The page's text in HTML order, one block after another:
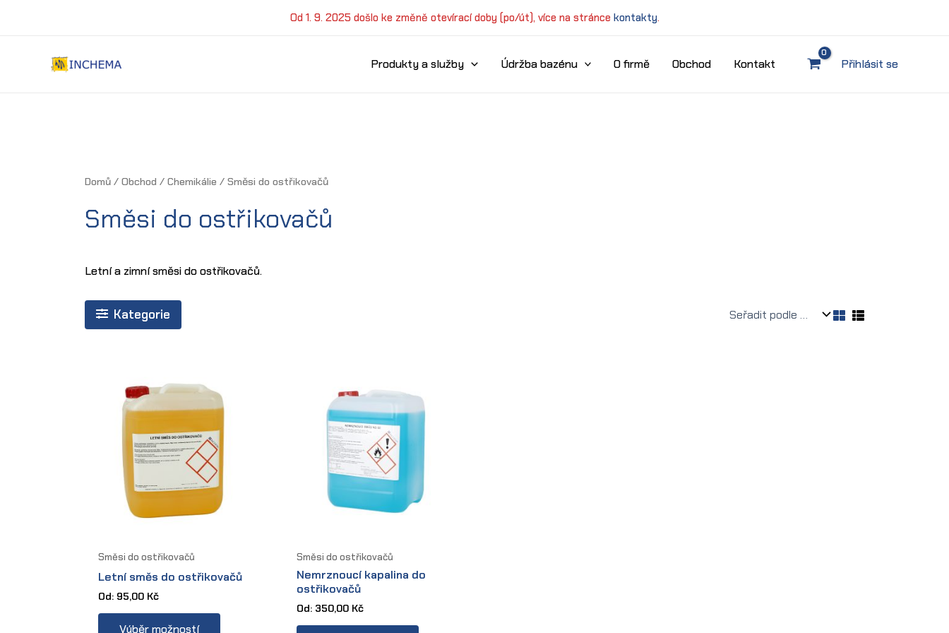
Od 1. 9. 2025 došlo ke změně otevírací doby (po/út), více na stránce kontakty.
Produkty a služby Údržba bazénu O firmě Obchod Kontakt Přihlásit se
Domů / Obchod / Chemikálie / Směsi do ostřikovačů
Směsi do ostřikovačů
Letní a zimní směsi do ostřikovačů.
Kategorie
Směsi do ostřikovačů
Letní směs do ostřikovačů
Od: 95,00 Kč
Výběr možností
This
Směsi do ostřikovačů
Nemrznoucí kapalina do
ostřikovačů
Od: 350,00 Kč
This